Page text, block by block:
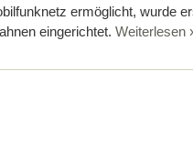
ermöglicht, wurde
eingerichtet. Weiterlesen